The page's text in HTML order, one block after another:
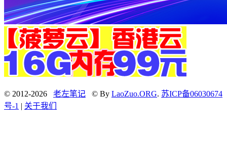
© 2012-2026 老左笔记 © By LaoZuo.ORG. 苏ICP备06030674
号-1 | 关于我们